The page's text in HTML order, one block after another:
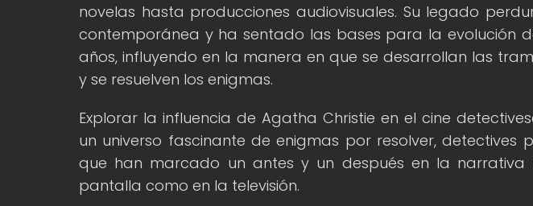
novelas hasta producciones audiovisuales. Su legado
contemporánea y ha sentado las bases para la evolución
años, influyendo en la manera en que se desarrollan las
y se resuelven los enigmas.
Explorar la influencia de Agatha Christie en el cine
un universo fascinante de enigmas por resolver, detectives
que han marcado un antes y un después en la
pantalla como en la televisión.